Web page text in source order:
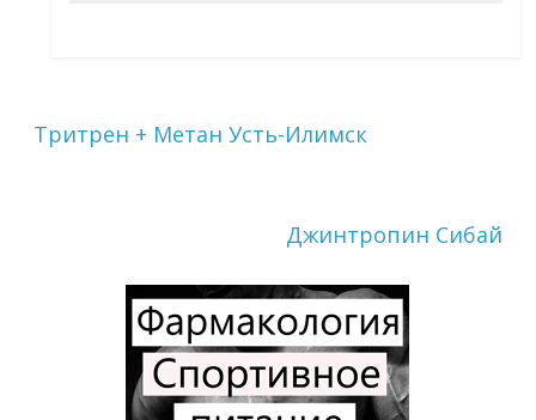
Тритрен + Метан Усть-Илимск
Джинтропин Сибай